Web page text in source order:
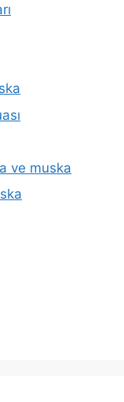
ve muska